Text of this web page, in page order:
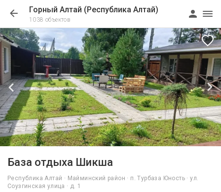
Горный Алтай (Республика Алтай)
1038 объектов
База отдыха Шикша
Республика Алтай · Майминский район · п. Турбаза Юность · ул.
Соузгинская улица · д. 1